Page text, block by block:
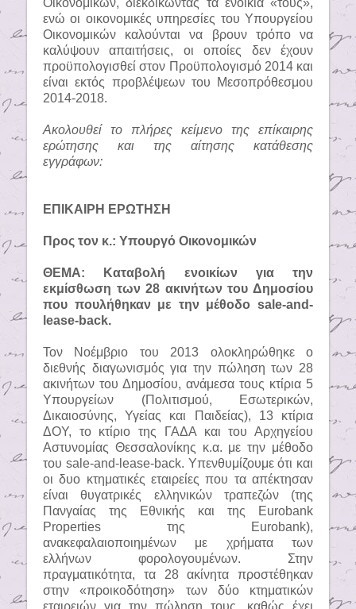
Οικονομικών, διεκδικώντας τα ενοίκια «τους»,
ενώ οι οικονομικές υπηρεσίες του Υπουργείου
Οικονομικών καλούνται να βρουν τρόπο να
καλύψουν απαιτήσεις, οι οποίες δεν έχουν
προϋπολογισθεί στον Προϋπολογισμό 2014 και
είναι εκτός προβλέψεων του Μεσοπρόθεσμου
2014-2018.
Ακολουθεί το πλήρες κείμενο της επίκαιρης
ερώτησης και της αίτησης κατάθεσης
εγγράφων:
ΕΠΙΚΑΙΡΗ ΕΡΩΤΗΣΗ
Προς τον κ.: Υπουργό Οικονομικών
ΘΕΜΑ: Καταβολή ενοικίων για την
εκμίσθωση των 28 ακινήτων του Δημοσίου
που πουλήθηκαν με την μέθοδο sale-and-
lease-back.
Τον Νοέμβριο του 2013 ολοκληρώθηκε ο
διεθνής διαγωνισμός για την πώληση των 28
ακινήτων του Δημοσίου, ανάμεσα τους κτίρια 5
Υπουργείων (Πολιτισμού, Εσωτερικών,
Δικαιοσύνης, Υγείας και Παιδείας), 13 κτίρια
ΔΟY, το κτίριο της ΓΑΔΑ και του Αρχηγείου
Αστυνομίας Θεσσαλονίκης κ.α. με την μέθοδο
του sale-and-lease-back. Υπενθυμίζουμε ότι και
οι δυο κτηματικές εταιρείες που τα απέκτησαν
είναι θυγατρικές ελληνικών τραπεζών (της
Πανγαίας της Εθνικής και της Eurobank
Properties της Eurobank),
ανακεφαλαιοποιημένων με χρήματα των
ελλήνων φορολογουμένων. Στην
πραγματικότητα, τα 28 ακίνητα προστέθηκαν
στην «προικοδότηση» των δύο κτηματικών
εταιρειών για την πώληση τους, καθώς έχει